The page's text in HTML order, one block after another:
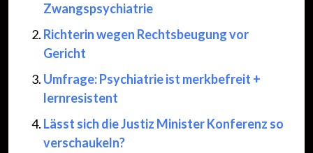
Zwangspsychiatrie
Richterin wegen Rechtsbeugung vor
Gericht
Umfrage: Psychiatrie ist merkbefreit +
lernresistent
Lässt sich die Justiz Minister Konferenz so
verschaukeln?